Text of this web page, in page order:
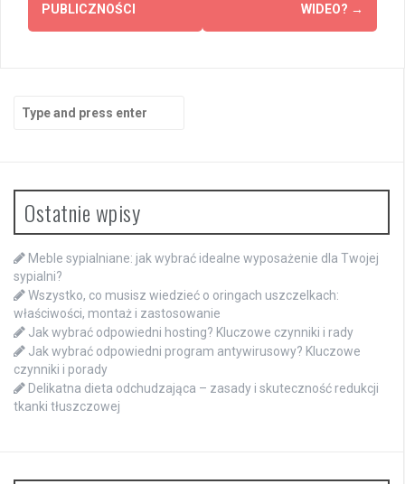
PUBLICZNOŚCI WIDEO? →
for:
Ostatnie wpisy
Meble sypialniane: jak wybrać idealne wyposażenie dla Twojej
sypialni?
Wszystko, co musisz wiedzieć o oringach uszczelkach:
właściwości, montaż i zastosowanie
Jak wybrać odpowiedni hosting? Kluczowe czynniki i rady
Jak wybrać odpowiedni program antywirusowy? Kluczowe
czynniki i porady
Delikatna dieta odchudzająca – zasady i skuteczność redukcji
tkanki tłuszczowej